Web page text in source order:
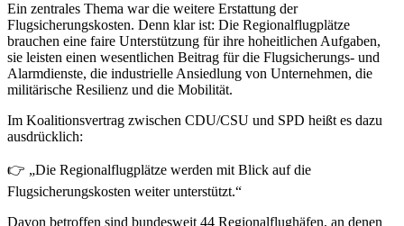
Ein zentrales Thema war die weitere Erstattung der
Flugsicherungskosten. Denn klar ist: Die Regionalflugplätze
brauchen eine faire Unterstützung für ihre hoheitlichen Aufgaben,
sie leisten einen wesentlichen Beitrag für die Flugsicherungs- und
Alarmdienste, die industrielle Ansiedlung von Unternehmen, die
militärische Resilienz und die Mobilität.
Im Koalitionsvertrag zwischen CDU/CSU und SPD heißt es dazu
ausdrücklich:
👉 „Die Regionalflugplätze werden mit Blick auf die
Flugsicherungskosten weiter unterstützt.“
Davon betroffen sind bundesweit 44 Regionalflughäfen, an denen